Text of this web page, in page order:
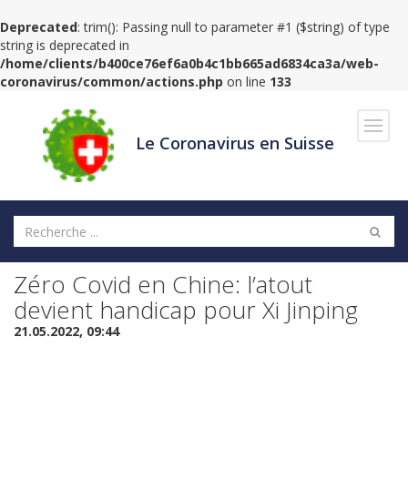
Deprecated: trim(): Passing null to parameter #1 ($string) of type
string is deprecated in
/home/clients/b400ce76ef6a0b4c1bb665ad6834ca3a/web-
coronavirus/common/actions.php on line 133
Le Coronavirus en Suisse
Zéro Covid en Chine: l’atout
devient handicap pour Xi Jinping
21.05.2022, 09:44